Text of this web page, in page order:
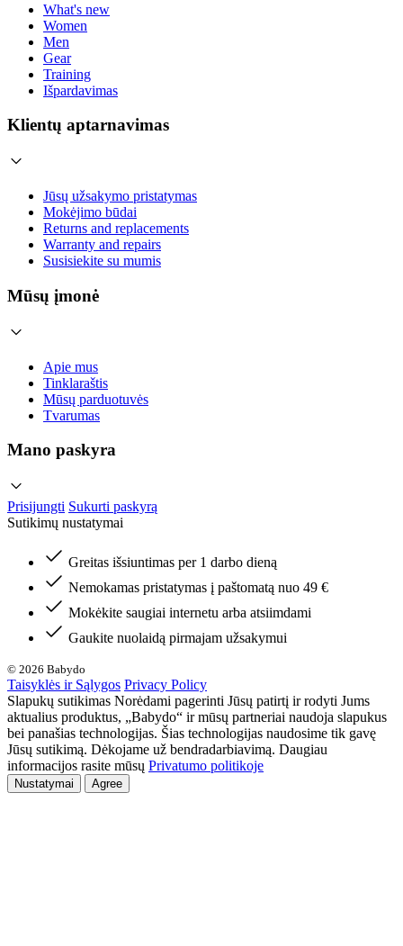
What's new
Women
Men
Gear
Training
Išpardavimas
Klientų aptarnavimas
Jūsų užsakymo pristatymas
Mokėjimo būdai
Returns and replacements
Warranty and repairs
Susisiekite su mumis
Mūsų įmonė
Apie mus
Tinklaraštis
Mūsų parduotuvės
Tvarumas
Mano paskyra
Prisijungti Sukurti paskyrą
Sutikimų nustatymai
Greitas išsiuntimas per 1 darbo dieną
Nemokamas pristatymas į paštomatą nuo 49 €
Mokėkite saugiai internetu arba atsiimdami
Gaukite nuolaidą pirmajam užsakymui
© 2026 Babydo
Taisyklės ir Sąlygos Privacy Policy
Slapukų sutikimas Norėdami pagerinti Jūsų patirtį ir rodyti Jums
aktualius produktus, „Babydo“ ir mūsų partneriai naudoja slapukus
bei panašias technologijas. Šias technologijas naudosime tik gavę
Jūsų sutikimą. Dėkojame už bendradarbiavimą. Daugiau
informacijos rasite mūsų Privatumo politikoje
Nustatymai Agree